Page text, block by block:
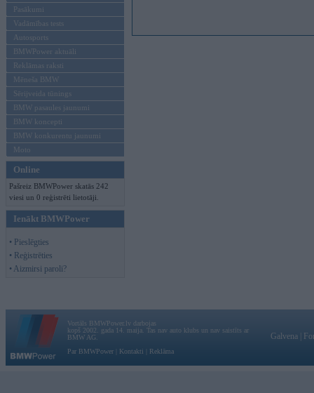
Pasākumi
Vadāmības tests
Autosports
BMWPower aktuāli
Reklāmas raksti
Mēneša BMW
Sērijveida tūnings
BMW pasaules jaunumi
BMW koncepti
BMW konkurentu jaunumi
Moto
Online
Pašreiz BMWPower skatās 242
viesi un 0 reģistrēti lietotāji.
Ienākt BMWPower
• Pieslēgties
• Reģistrēties
• Aizmirsi paroli?
Vortāls BMWPower.lv darbojas
kopš 2002. gada 14. maija. Tas nav auto klubs un nav saistīts ar
BMW AG.
Par BMWPower
Kontakti Reklāma
Galvena